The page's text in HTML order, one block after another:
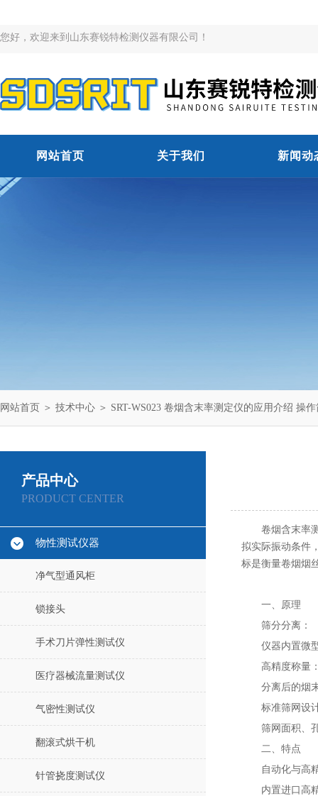
您好，欢迎来到山东赛锐特检测仪器有限公司！
网站首页 关于我们 新闻动
网站首页 ＞ 技术中心 ＞ SRT-WS023 卷烟含末率测定仪的应用介绍 操
产品中心
PRODUCT CENTER
物性测试仪器
净气型通风柜
锁接头
手术刀片弹性测试仪
医疗器械流量测试仪
气密性测试仪
翻滚式烘干机
针管挠度测试仪
卷烟含末率
拟实际振动条件
标是衡量卷烟烟
一、原理
筛分分离：
仪器内置微
高精度称量
分离后的烟
标准筛网设
筛网面积、
二、特点
自动化与高
内置进口高